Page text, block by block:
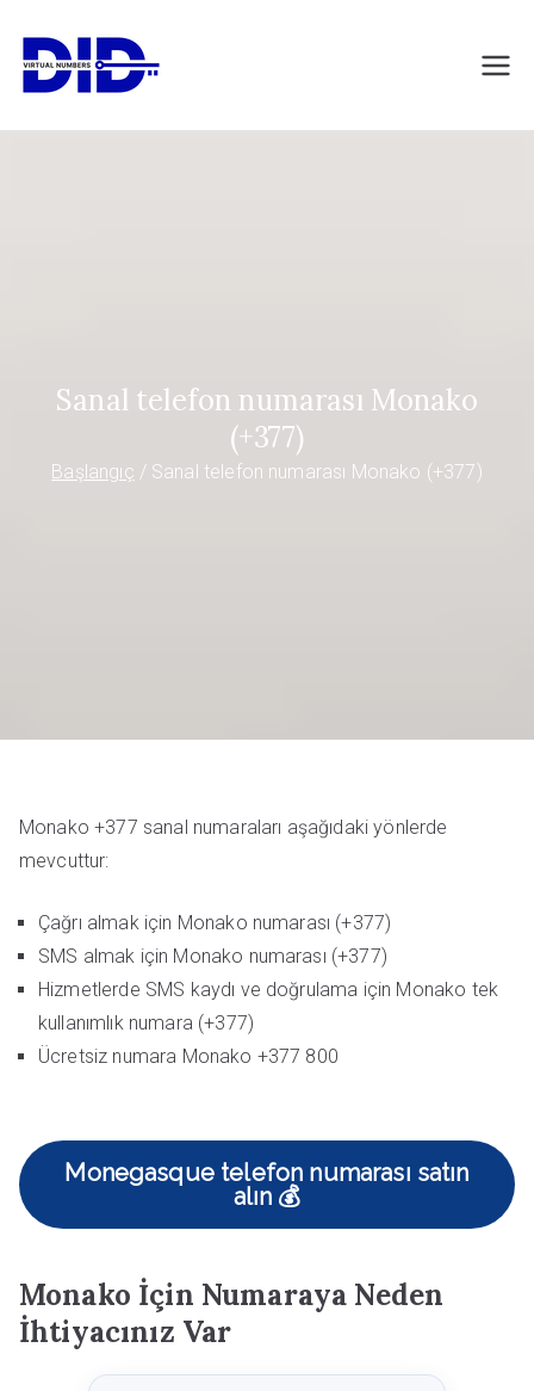
DIDVirtualNumb
Sanal telefon numarası Monako
(+377)
Başlangıç Sanal telefon numarası Monako (+377)
Monako +377 sanal numaraları aşağıdaki yönlerde
mevcuttur:
Çağrı almak için Monako numarası (+377)
SMS almak için Monako numarası (+377)
Hizmetlerde SMS kaydı ve doğrulama için Monako tek
kullanımlık numara (+377)
Ücretsiz numara Monako +377 800
Monegasque telefon numarası satın
alın 💰
Monako İçin Numaraya Neden
İhtiyacınız Var